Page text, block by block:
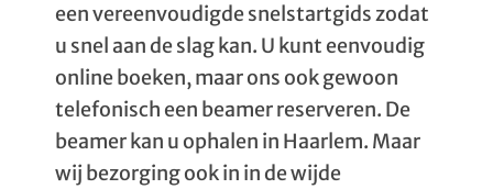
een vereenvoudigde snelstartgids zodat
u snel aan de slag kan. U kunt eenvoudig
online boeken, maar ons ook gewoon
telefonisch een beamer reserveren. De
beamer kan u ophalen in Haarlem. Maar
wij bezorging ook in in de wijde